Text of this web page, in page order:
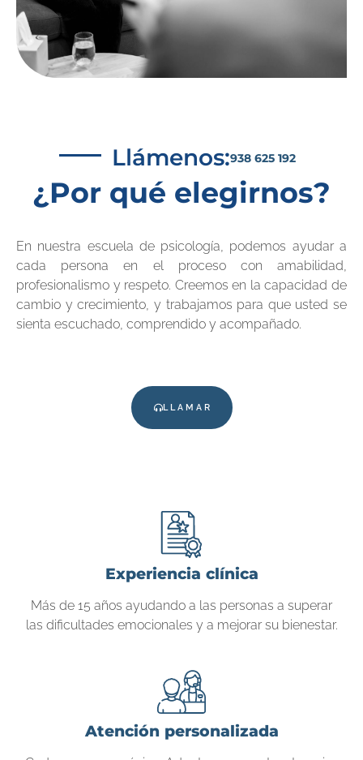
Llámenos:938 625 192
¿Por qué elegirnos?
En nuestra escuela de psicología, podemos ayudar a
cada persona en el proceso con amabilidad,
profesionalismo y respeto. Creemos en la capacidad de
cambio y crecimiento, y trabajamos para que usted se
sienta escuchado, comprendido y acompañado.
LLAMAR
Experiencia clínica
Más de 15 años ayudando a las personas a superar
las dificultades emocionales y a mejorar su bienestar.
Atención personalizada